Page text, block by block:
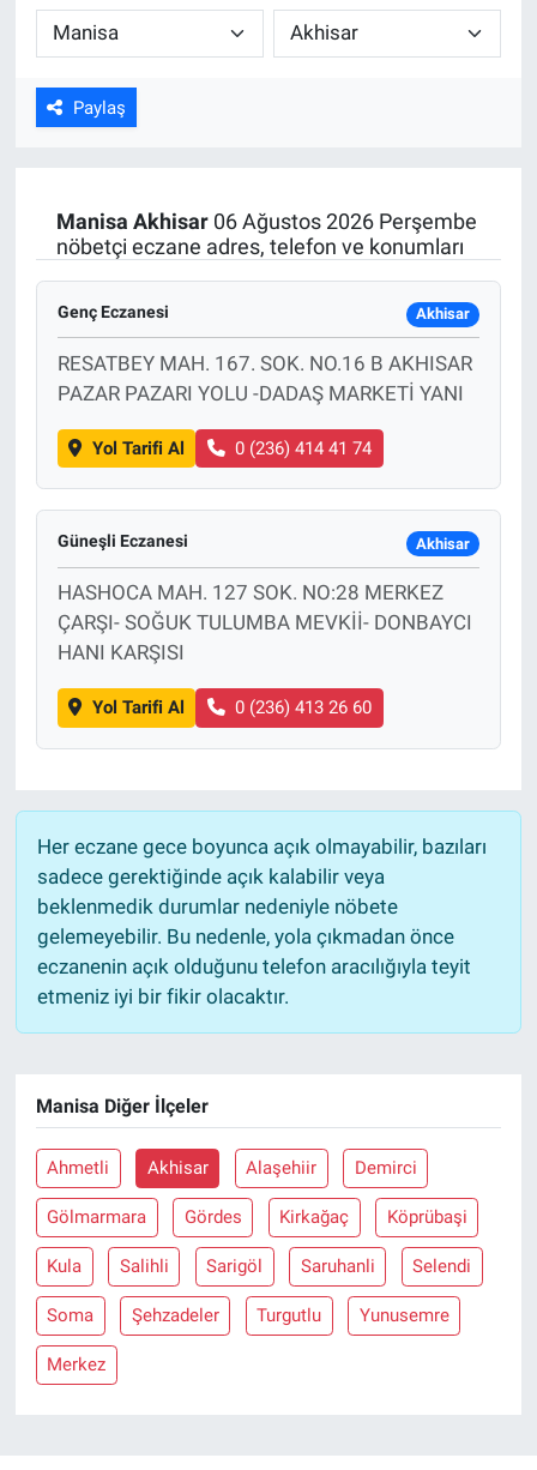
Paylaş
Manisa Akhisar06 Ağustos 2026 Perşembe
nöbetçi eczane adres, telefon ve konumları
Genç Eczanesi Akhisar
RESATBEY MAH. 167. SOK. NO.16 B AKHISAR
PAZAR PAZARI YOLU -DADAŞ MARKETİ YANI
Yol Tarifi Al 0 (236) 414 41 74
Güneşli Eczanesi Akhisar
HASHOCA MAH. 127 SOK. NO:28 MERKEZ
ÇARŞI- SOĞUK TULUMBA MEVKİİ- DONBAYCI
HANI KARŞISI
Yol Tarifi Al 0 (236) 413 26 60
Her eczane gece boyunca açık olmayabilir, bazıları
sadece gerektiğinde açık kalabilir veya
beklenmedik durumlar nedeniyle nöbete
gelemeyebilir. Bu nedenle, yola çıkmadan önce
eczanenin açık olduğunu telefon aracılığıyla teyit
etmeniz iyi bir fikir olacaktır.
Manisa Diğer İlçeler
Ahmetli Akhisar Alaşehiir Demirci
Gölmarmara Gördes Kirkağaç Köprübaşi
Kula Salihli Sarigöl Saruhanli Selendi
Soma Şehzadeler Turgutlu Yunusemre
Merkez
Kültür Sanat
Bilim ve Teknoloji